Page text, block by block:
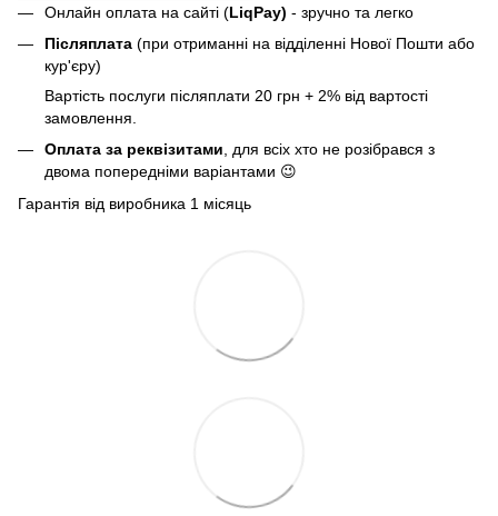
Онлайн оплата на сайті (LiqPay) - зручно та легко
Післяплата (при отриманні на відділенні Нової Пошти або
кур'єру)
Вартість послуги післяплати 20 грн + 2% від вартості
замовлення.
Оплата за реквізитами, для всіх хто не розібрався з
двома попередніми варіантами 😉
Гарантія від виробника 1 місяць